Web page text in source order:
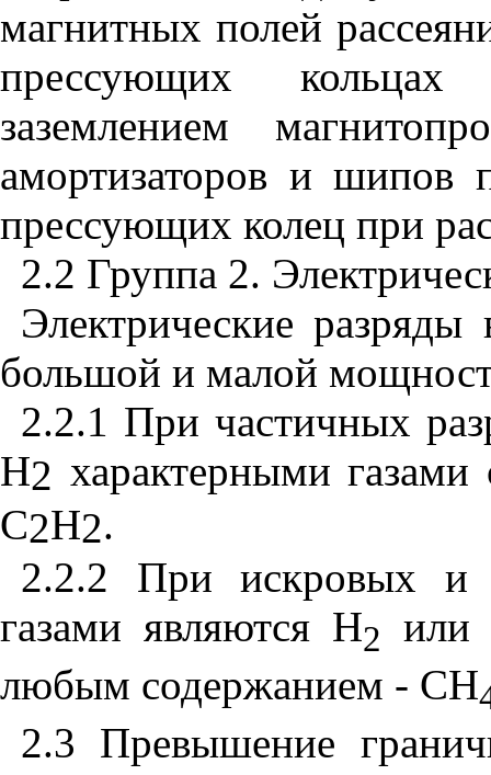
магнитных полей
прессующих
заземлением
амортизаторов и шипов
прессующих колец при
2.2 Группа 2.
Электрические
большой и малой
2.2.1 При частичных
H2 характерными
C2H2.
2.2.2 При искровых и
газами являются Н2
или
любым содержанием - СН
2.3 Превышение